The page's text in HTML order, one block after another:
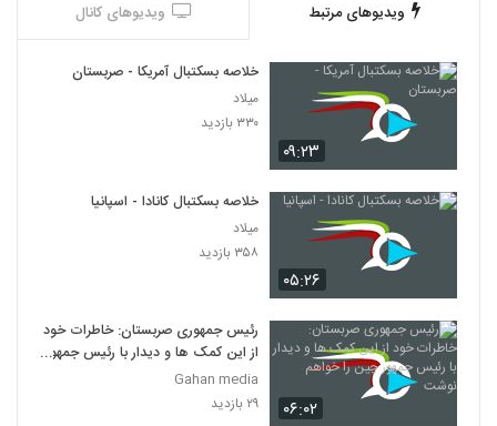
ویدیوهای مرتبط ویدیوهای کانال
۰۹:۲۳
خلاصه بسکتبال آمریکا - صربستان
میلاد
۳۳۰ بازدید
۰۵:۲۶
خلاصه بسکتبال کانادا - اسپانیا
میلاد
۳۵۸ بازدید
۰۶:۰۲
رئیس جمهوری صربستان: خاطرات خود
از این کمک ها و دیدار با رئیس جمهور
چین را خواهم نوشت
Gahan media
۲۹ بازدید